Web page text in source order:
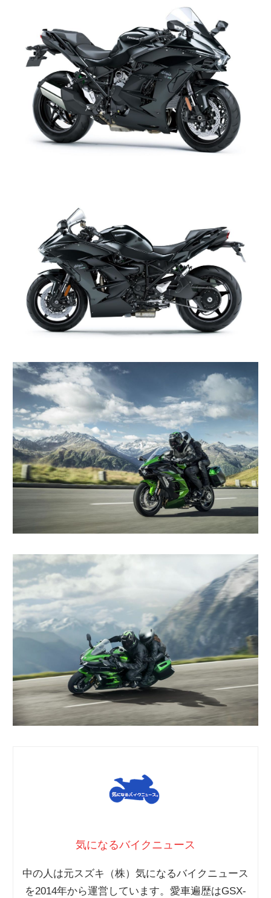
気になるバイクニュース
中の人は元スズキ（株）気になるバイクニュース
を2014年から運営しています。愛車遍歴はGSX-